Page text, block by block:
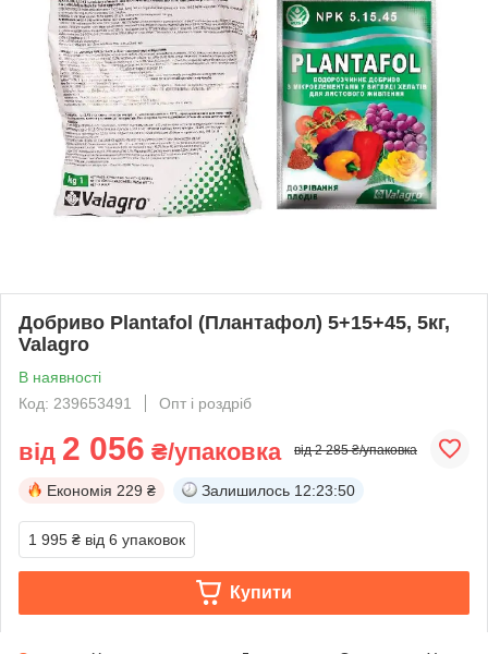
Добриво Plantafol (Плантафол) 5+15+45, 5кг,
Valagro
В наявності
Код: 239653491
Опт і роздріб
від 2 056 ₴/упаковка від 2 285 ₴/упаковка
Економія 229 ₴ Залишилось 12:23:49
1 995 ₴ від 6 упаковок
Купити